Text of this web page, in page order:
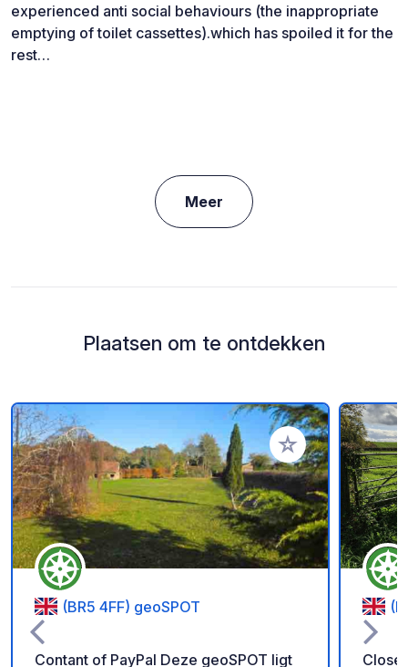
experienced anti social behaviours (the inappropriate
emptying of toilet cassettes).which has spoiled it for the
rest…
Meer
Plaatsen om te ontdekken
Voeg toe aan je
(BR5 4FF) geoSPOT
Contant of PayPal Deze geoSPOT ligt